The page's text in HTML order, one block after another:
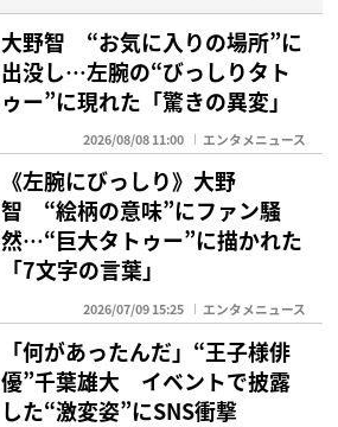
大野智 “お気に入りの場所”に
出没し…左腕の“びっしりタト
ゥー”に現れた「驚きの異変」
2026/08/08 11:00 エンタメニュース
《左腕にびっしり》大野
智 “絵柄の意味”にファン騒
然…“巨大タトゥー”に描かれた
「7文字の言葉」
2026/07/09 15:25 エンタメニュース
「何があったんだ」“王子様俳
優”千葉雄大 イベントで披露
した“激変姿”にSNS衝撃